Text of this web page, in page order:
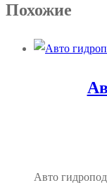
Похожие
Авто